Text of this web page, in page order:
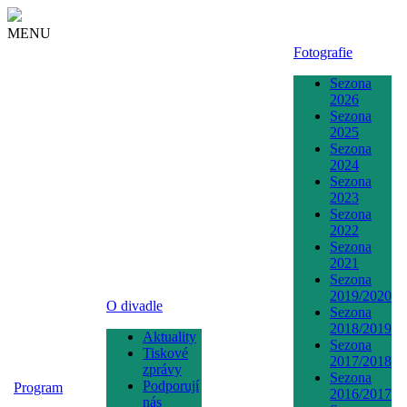
MENU
Program
O divadle
Aktuality
Tiskové
zprávy
Podporují
nás
Fotografie
Sezona
2026
Sezona
2025
Sezona
2024
Sezona
2023
Sezona
2022
Sezona
2021
Sezona
2019/2020
Sezona
2018/2019
Sezona
2017/2018
Sezona
2016/2017